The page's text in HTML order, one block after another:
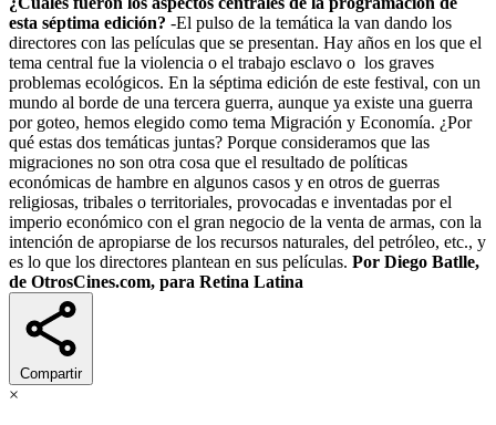
esta séptima edición? -El pulso de la temática la van dando los
directores con las películas que se presentan. Hay años en los que el
tema central fue la violencia o el trabajo esclavo o los graves
problemas ecológicos. En la séptima edición de este festival, con un
mundo al borde de una tercera guerra, aunque ya existe una guerra
por goteo, hemos elegido como tema Migración y Economía. ¿Por
qué estas dos temáticas juntas? Porque consideramos que las
migraciones no son otra cosa que el resultado de políticas
económicas de hambre en algunos casos y en otros de guerras
religiosas, tribales o territoriales, provocadas e inventadas por el
imperio económico con el gran negocio de la venta de armas, con la
intención de apropiarse de los recursos naturales, del petróleo, etc., y
es lo que los directores plantean en sus películas. Por Diego Batlle,
de OtrosCines.com, para Retina Latina
Compartir
×